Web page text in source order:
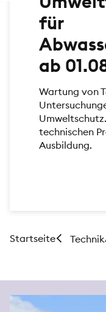
für
ab
Wartung von
technischen
Ausbildung.
Startseite Technik